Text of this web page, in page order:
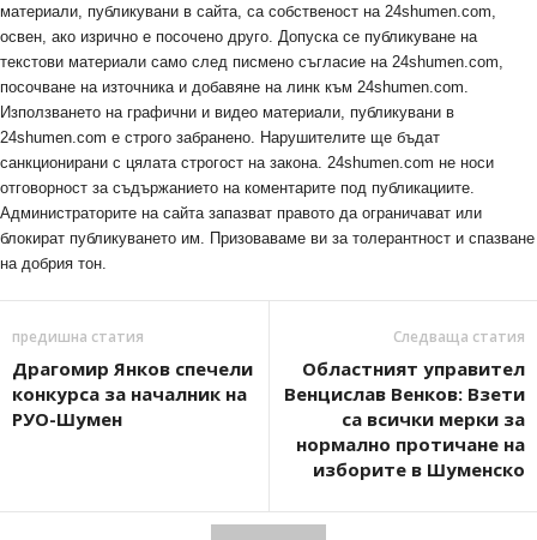
материали, публикувани в сайта, са собственост на 24shumen.com,
освен, ако изрично е посочено друго. Допуска се публикуване на
текстови материали само след писмено съгласие на 24shumen.com,
посочване на източника и добавяне на линк към 24shumen.com.
Използването на графични и видео материали, публикувани в
24shumen.com е строго забранено. Нарушителите ще бъдат
санкционирани с цялата строгост на закона. 24shumen.com не носи
отговорност за съдържанието на коментарите под публикациите.
Администраторите на сайта запазват правото да ограничават или
блокират публикуването им. Призоваваме ви за толерантност и спазване
на добрия тон.
предишна статия
Драгомир Янков спечели
конкурса за началник на
РУО-Шумен
Следваща статия
Областният управител
Венцислав Венков: Взети
са всички мерки за
нормално протичане на
изборите в Шуменско